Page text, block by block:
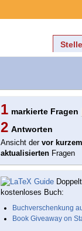
1 markierte Fragen
2 Antworten
Ansicht der vor kurzem
aktualisierten Fragen
kostenloses Buch:
Buchverschenkung
Book Giveaway on